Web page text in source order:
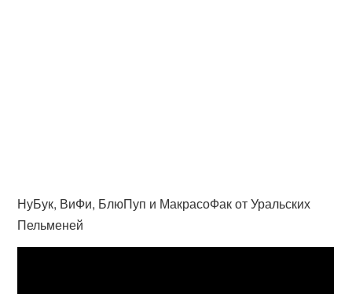
НуБук, ВиФи, БлюПуп и МакрасоФак от Уральских
Пельменей